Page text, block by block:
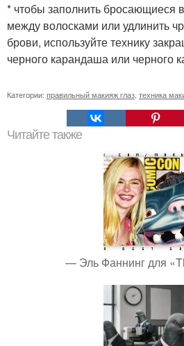
* чтобы заполнить бросающиеся
между волосками или удлинить
брови, используйте технику
черного карандаша или черного
Категории: правильный макияж глаз техника
Читайте также
— Эль Фаннинг для